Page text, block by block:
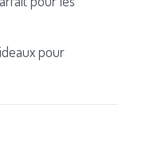
pour